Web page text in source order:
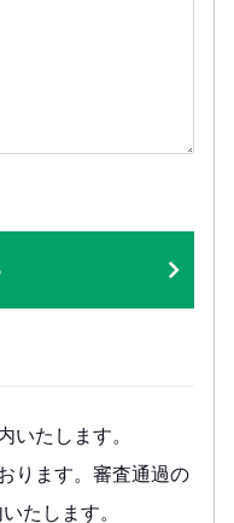
いたします。
ります。審査通過の
たします。